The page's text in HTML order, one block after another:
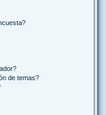
de temas?